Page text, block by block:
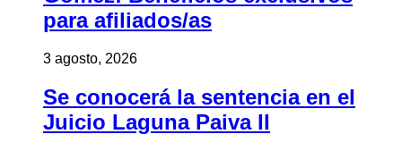
para afiliados/as
3 agosto, 2026
Se conocerá la sentencia en el
Juicio Laguna Paiva II